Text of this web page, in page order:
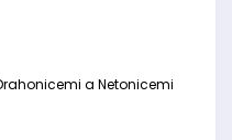
a Netonicemi